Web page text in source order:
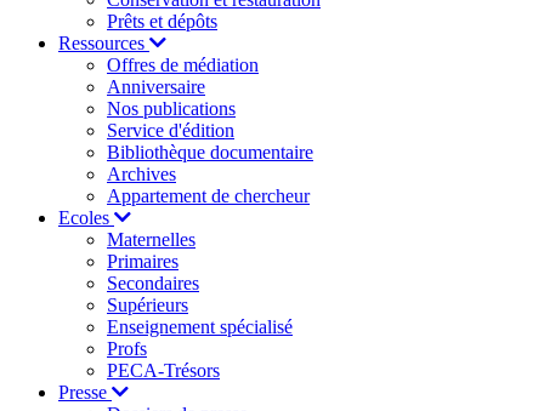
Prêts et dépôts
Ressources
Offres de médiation
Anniversaire
Nos publications
Service d'édition
Bibliothèque documentaire
Archives
Appartement de chercheur
Ecoles
Maternelles
Primaires
Secondaires
Supérieurs
Enseignement spécialisé
Profs
PECA-Trésors
Presse